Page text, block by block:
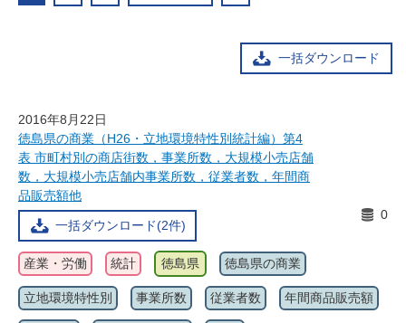
一括ダウンロード
2016年8月22日
徳島県の商業（H26・立地環境特性別統計編）第4
表 市町村別の商店街数，事業所数，大規模小売店舗
数，大規模小売店舗内事業所数，従業者数，年間商
品販売額他
一括ダウンロード(2件)
0
産業・労働 統計 徳島県 徳島県の商業
立地環境特性別 事業所数 従業者数 年間商品販売額